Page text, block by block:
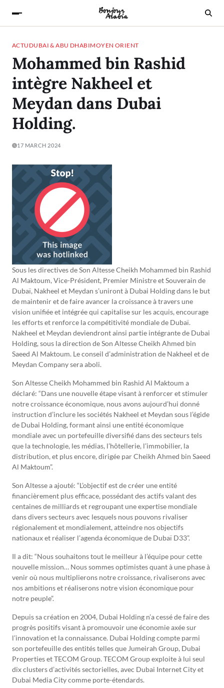
ACTU DUBAI & ABU DHABIMOYEN ORIENT
Mohammed bin Rashid
intègre Nakheel et
Meydan dans Dubai
Holding.
17 MARCH 2024
Sous les directives de Son Altesse Cheikh Mohammed bin Rashid
Al Maktoum, Vice-Président, Premier Ministre et Souverain de
Dubaï, Nakheel et Meydan s’uniront à Dubai Holding dans le but
de maintenir et de faire avancer la croissance à travers une
vision unifiée et intégrée qui capitalise sur les acquis, encourage
les efforts et renforce la compétitivité mondiale de Dubaï.
Nakheel et Meydan deviendront ainsi partie intégrante de Dubai
Holding, sous la direction de Son Altesse Cheikh Ahmed bin
Saeed Al Maktoum. Le conseil d’administration de Nakheel et de
Meydan Company sera aboli.
Son Altesse Cheikh Mohammed bin Rashid Al Maktoum a
déclaré: “Dans une nouvelle étape visant à renforcer et stimuler
notre croissance économique, nous avons aujourd’hui donné
instruction d’inclure les sociétés Nakheel et Meydan sous l’égide
de Dubai Holding, formant ainsi une entité économique
mondiale avec un portefeuille diversifié dans des secteurs tels
que la technologie, les médias, l’hôtellerie, l’immobilier, la
distribution, et plus encore, dirigée par Cheikh Ahmed bin Saeed
Al Maktoum”.
Son Altesse a ajouté: “L’objectif est de créer une entité
financièrement plus efficace, possédant des actifs valant des
centaines de milliards et regroupant une expertise mondiale
dans divers secteurs avec lesquels nous pouvons rivaliser
régionalement et mondialement, atteindre nos objectifs
nationaux et réaliser l’agenda économique de Dubaï D33”.
Il a dit: “Nous souhaitons tout le meilleur à l’équipe pour cette
nouvelle mission… Nous sommes optimistes quant à une phase à
venir où nous multiplierons notre croissance, rivaliserons avec
nos ambitions et réaliserons notre vision économique pour
notre peuple”.
Depuis sa création en 2004, Dubai Holding n’a cessé de faire des
progrès positifs visant à promouvoir une économie axée sur
l’innovation et la connaissance. Dubai Holding compte parmi
son portefeuille des entités telles que Jumeirah Group, Dubai
Properties et TECOM Group. TECOM Group exploite à lui seul
dix clusters d’activités sectorielles, avec Dubai Internet City et
Dubai Media City comme porte-étendards.